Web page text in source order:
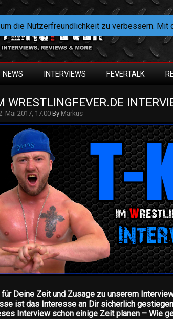
NEWS INTERVIEWS FEVERTALK
WRESTLINGFEVER.DE
Mai 2017, 17:00By Markus
für Deine Zeit und Zusage zu unserem
ist das Interesse an Dir sicherlich
Interview schon einige Zeit planen – Wie
die Nutzerfreundlichkeit zu verbessern. Mit